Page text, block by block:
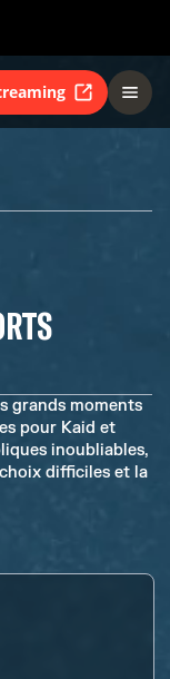
grands moments
pour Kaid et
inoubliables,
difficiles et la